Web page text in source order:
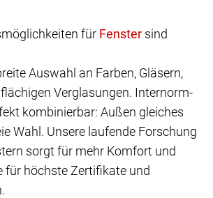
für
sind
Auswahl an Farben, Gläsern,
Verglasungen. Internorm-
kombinierbar: Außen gleiches
Wahl. Unsere laufende Forschung
sorgt für mehr Komfort und
für höchste Zertifikate und